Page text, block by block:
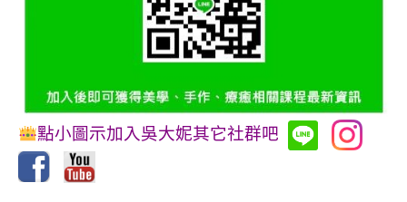
點小圖示加入吳大妮其它社群吧